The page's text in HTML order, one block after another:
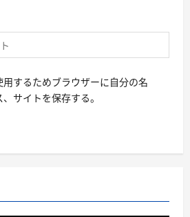
するためブラウザーに自分の名
サイトを保存する。